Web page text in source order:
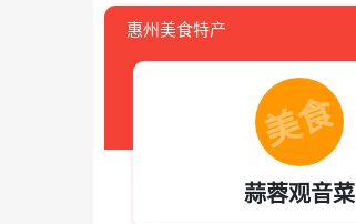
惠州美食特产
蒜蓉观音菜